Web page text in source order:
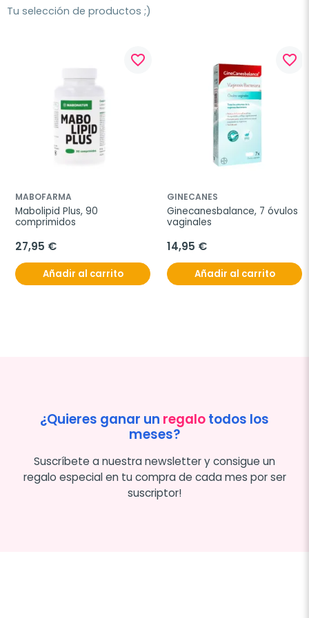
Tu selección de productos ;)
favorite_border
MABOFARMA
Mabolipid Plus, 90
comprimidos
27,95 €
Añadir al carrito
favorite_border
GINECANES
Ginecanesbalance, 7 óvulos
vaginales
14,95 €
Añadir al carrito
¿Quieres ganar un regalotodos los
meses?
Suscríbete a nuestra newsletter y consigue un
regalo especial en tu compra de cada mes por ser
suscriptor!